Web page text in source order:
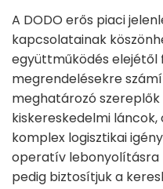
A DODO erős piaci
kapcsolatainak
együttműködés elejétől
megrendelésekre
meghatározó
kiskereskedelmi láncok,
komplex logisztikai
operatív lebonyolításra
pedig biztosítjuk a